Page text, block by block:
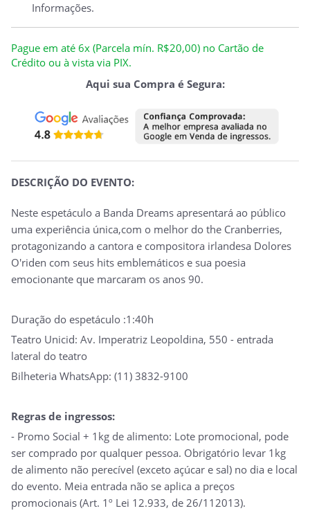
Informações.
Pague em até 6x (Parcela mín. R$20,00) no Cartão de
Crédito ou à vista via PIX.
Aqui sua Compra é Segura:
DESCRIÇÃO DO EVENTO:
Neste espetáculo a Banda Dreams apresentará ao público
uma experiência única,com o melhor do the Cranberries,
protagonizando a cantora e compositora irlandesa Dolores
O'riden com seus hits emblemáticos e sua poesia
emocionante que marcaram os anos 90.
Duração do espetáculo :1:40h
Teatro Unicid: Av. Imperatriz Leopoldina, 550 - entrada
lateral do teatro
Bilheteria WhatsApp: (11) 3832-9100
Regras de ingressos:
- Promo Social + 1kg de alimento: Lote promocional, pode
ser comprado por qualquer pessoa. Obrigatório levar 1kg
de alimento não perecível (exceto açúcar e sal) no dia e local
do evento. Meia entrada não se aplica a preços
promocionais (Art. 1º Lei 12.933, de 26/112013).